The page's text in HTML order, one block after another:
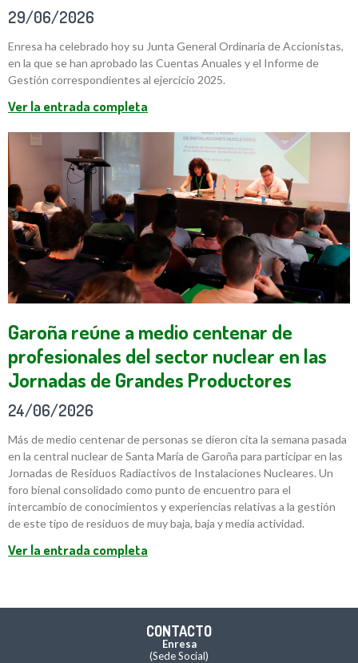
29/06/2026
Enresa ha celebrado hoy su Junta General Ordinaria de Accionistas,
en la que se han aprobado las Cuentas Anuales y el Informe de
Gestión correspondientes al ejercicio 2025.
Ver la entrada completa
Garoña reúne a medio centenar de
profesionales del sector nuclear en las
Jornadas de Grandes Productores
24/06/2026
Más de medio centenar de personas se dieron cita la semana pasada
en la central nuclear de Santa María de Garoña para participar en las
Jornadas de Residuos Radiactivos de Instalaciones Nucleares. Un
foro bienal consolidado como punto de encuentro para el
intercambio de conocimientos y experiencias relativas a la gestión
de este tipo de residuos de muy baja, baja y media actividad.
Ver la entrada completa
CONTACTO
Enresa
(Sede Social)